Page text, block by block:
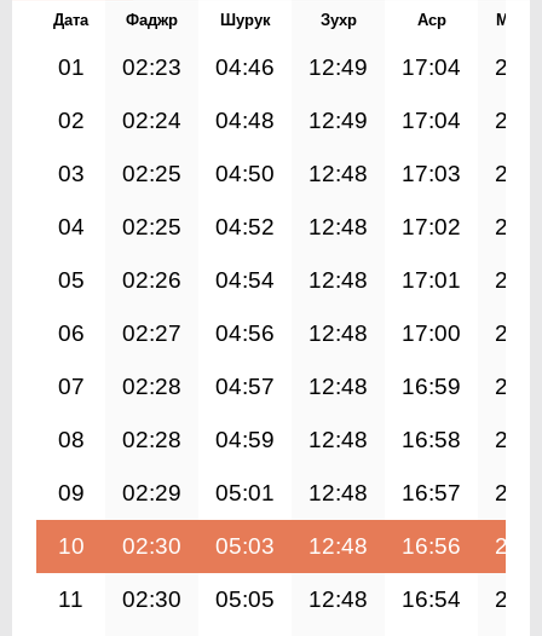
Дата Фаджр Шурук Зухр Аср
01 02:23 04:46 12:49 17:04
02 02:24 04:48 12:49 17:04
03 02:25 04:50 12:48 17:03
04 02:25 04:52 12:48 17:02
05 02:26 04:54 12:48 17:01
06 02:27 04:56 12:48 17:00
07 02:28 04:57 12:48 16:59
08 02:28 04:59 12:48 16:58
09 02:29 05:01 12:48 16:57
10 02:30 05:03 12:48 16:56
11 02:30 05:05 12:48 16:54